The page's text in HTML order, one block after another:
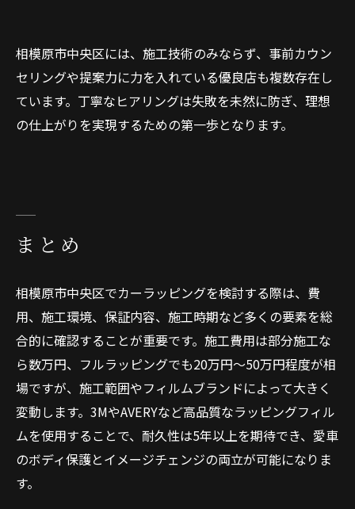
相模原市中央区には、施工技術のみならず、事前カウン
セリングや提案力に力を入れている優良店も複数存在し
ています。丁寧なヒアリングは失敗を未然に防ぎ、理想
の仕上がりを実現するための第一歩となります。
まとめ
相模原市中央区でカーラッピングを検討する際は、費
用、施工環境、保証内容、施工時期など多くの要素を総
合的に確認することが重要です。施工費用は部分施工な
ら数万円、フルラッピングでも20万円〜50万円程度が相
場ですが、施工範囲やフィルムブランドによって大きく
変動します。3MやAVERYなど高品質なラッピングフィル
ムを使用することで、耐久性は5年以上を期待でき、愛車
のボディ保護とイメージチェンジの両立が可能になりま
す。